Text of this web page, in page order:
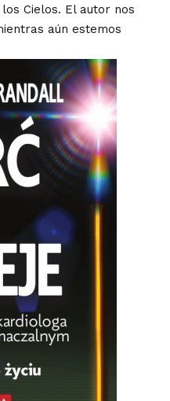
Cielos. El autor nos
aún estemos